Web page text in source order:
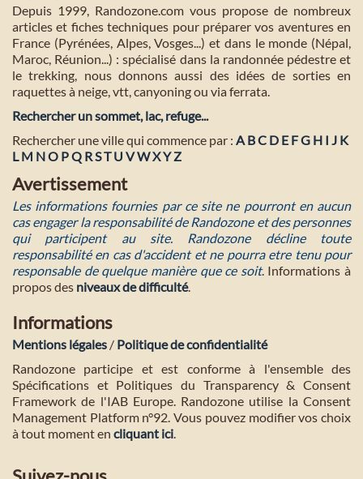
Depuis 1999, Randozone.com vous propose de nombreux
articles et fiches techniques pour préparer vos aventures en
France (Pyrénées, Alpes, Vosges...) et dans le monde (Népal,
Maroc, Réunion...) : spécialisé dans la randonnée pédestre et
le trekking, nous donnons aussi des idées de sorties en
raquettes à neige, vtt, canyoning ou via ferrata.
Rechercher un sommet, lac, refuge...
Rechercher une ville qui commence par : A BC D E FG H I J K
L M NO PQ R ST U VWXY Z
Avertissement
Les informations fournies par ce site ne pourront en aucun
cas engager la responsabilité de Randozone et des personnes
qui participent au site. Randozone décline toute
responsabilité en cas d'accident et ne pourra etre tenu pour
responsable de quelque manière que ce soit. Informations à
propos des niveaux de difficulté.
Informations
Mentions légales / Politique de confidentialité
Randozone participe et est conforme à l'ensemble des
Spécifications et Politiques du Transparency & Consent
Framework de l'IAB Europe. Randozone utilise la Consent
Management Platform n°92. Vous pouvez modifier vos choix
à tout moment en cliquant ici